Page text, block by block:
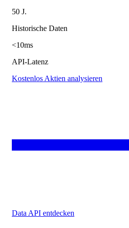
50 J.
Historische Daten
<10ms
API-Latenz
Kostenlos Aktien analysieren
Data API entdecken